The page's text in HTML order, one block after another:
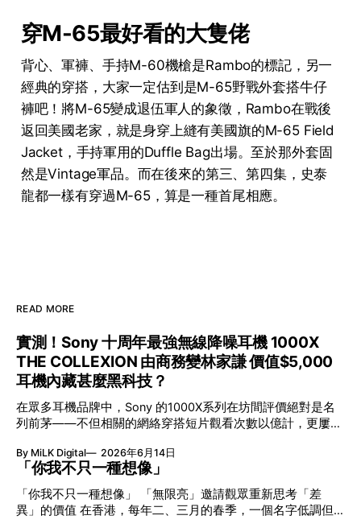
穿M-65最好看的大隻佬
背心、軍褲、手持M-60機槍是Rambo的標記，另一
經典的穿搭，大家一定估到是M-65野戰外套搭牛仔
褲吧！將M-65變成退伍軍人的象徵，Rambo在戰後
返回美國老家，就是身穿上縫有美國旗的M-65 Field
Jacket，手持軍用的Duffle Bag出場。至於那外套固
然是Vintage軍品。而在後來的第三、第四集，史泰
龍都一樣有穿過M-65，算是一種首尾相應。
READ MORE
實測！Sony 十周年最強無線降噪耳機 1000X
THE COLLEXION 由商務變林家謙 價值$5,000
耳機內藏甚麼黑科技？
在眾多耳機品牌中，Sony 的1000X系列在坊間評價絕對是名
列前茅——不但相關的網絡穿搭短片觀看次數以億計，更屢獲
VGP 金獎，也是 Amazon 折扣日的大熱推介。
By MiLK Digital 2026年6月14日
「你我不只一種想像」
「你我不只一種想像」 「無限亮」邀請觀眾重新思考「差
異」的價值 在香港，每年二、三月的春季，一個名字低調但